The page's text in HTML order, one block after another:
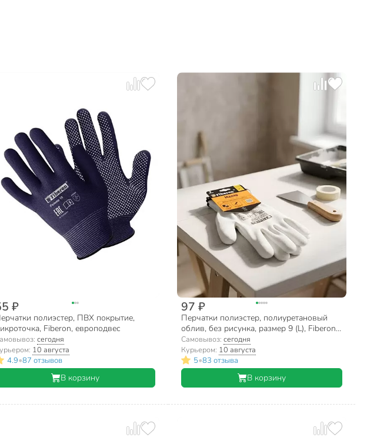
₽
полиэстер, ПВХ покрытие,
Fiberon, европодвес
сегодня
10 августа
4.9•87 отзывов
В корзину
97 ₽
Перчатки полиэстер, полиуретановый
облив, без рисунка, размер 9 (L), Fiberon,
европодвес
Самовывоз:сегодня
Курьером: 10 августа
5•83 отзыва
В корзину